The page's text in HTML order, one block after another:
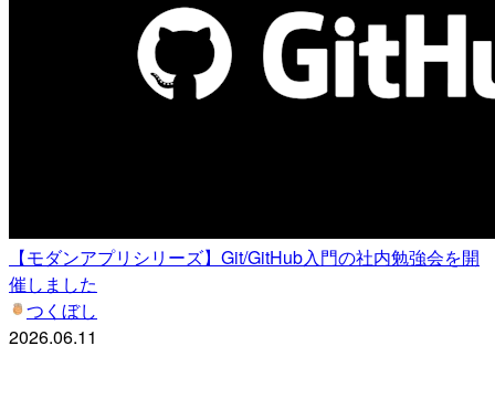
【モダンアプリシリーズ】Git/GitHub入門の社内勉強会を開
催しました
つくぼし
2026.06.11